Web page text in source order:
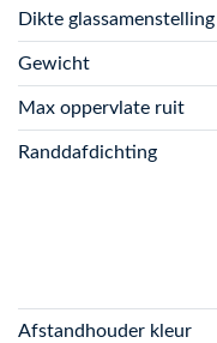
Dikte glassamenstelling
Gewicht
Max oppervlate ruit
Randdafdichting
Afstandhouder kleur